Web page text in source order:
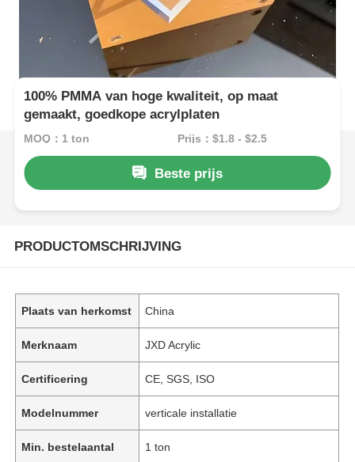
100% PMMA van hoge kwaliteit, op maat
gemaakt, goedkope acrylplaten
MOQ：1 ton Prijs：$1.8 - $2.5
Beste prijs
PRODUCTOMSCHRIJVING
Plaats van herkomst China
Merknaam JXD Acrylic
Certificering CE, SGS, ISO
Modelnummer verticale installatie
Min. bestelaantal 1 ton